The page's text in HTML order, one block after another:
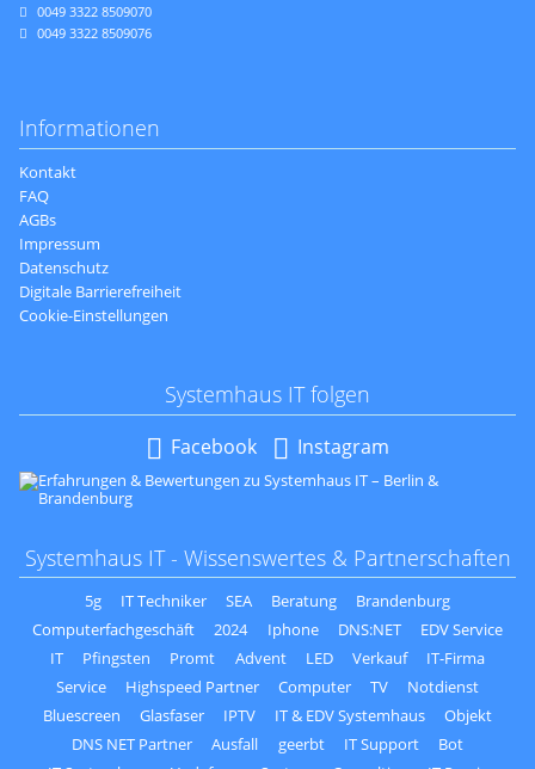
0049 3322 8509070
0049 3322 8509076
Informationen
Navigation
überspringen
Kontakt
FAQ
AGBs
Impressum
Datenschutz
Digitale Barrierefreiheit
Cookie-Einstellungen
Systemhaus IT folgen
überspringen
Facebook Instagram
Systemhaus IT - Wissenswertes & Partnerschaften
5g IT Techniker SEA Beratung
Brandenburg
Computerfachgeschäft
2024 Iphone DNS:NET
EDV Service
IT
Pfingsten Promt Advent LED Verkauf
IT-Firma
Service
Highspeed Partner Computer TV
Notdienst
Bluescreen
Glasfaser IPTV IT & EDV Systemhaus
Objekt
DNS NET Partner
Ausfall geerbt IT Support
Bot